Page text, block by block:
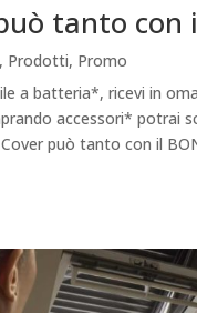
tanto con
, Prodotti, Promo
a batteria*, ricevi in
accessori* potrai
può tanto con il